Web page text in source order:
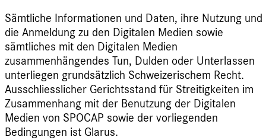
Sämtliche Informationen und Daten, ihre Nutzung und
die Anmeldung zu den Digitalen Medien sowie
sämtliches mit den Digitalen Medien
zusammenhängendes Tun, Dulden oder Unterlassen
unterliegen grundsätzlich Schweizerischem Recht.
Ausschliesslicher Gerichtsstand für Streitigkeiten im
Zusammenhang mit der Benutzung der Digitalen
Medien von SPOCAP sowie der vorliegenden
Bedingungen ist Glarus.